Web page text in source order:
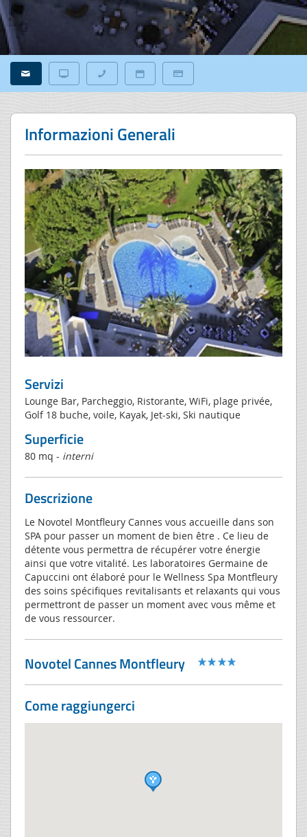
Informazioni Generali
Servizi
Lounge Bar, Parcheggio, Ristorante, WiFi, plage privée,
Golf 18 buche, voile, Kayak, Jet-ski, Ski nautique
Superficie
80 mq - interni
Descrizione
Le Novotel Montfleury Cannes vous accueille dans son
SPA pour passer un moment de bien être . Ce lieu de
détente vous permettra de récupérer votre énergie
ainsi que votre vitalité. Les laboratoires Germaine de
Capuccini ont élaboré pour le Wellness Spa Montfleury
des soins spécifiques revitalisants et relaxants qui vous
permettront de passer un moment avec vous même et
de vous ressourcer.
Novotel Cannes Montfleury
Come raggiungerci